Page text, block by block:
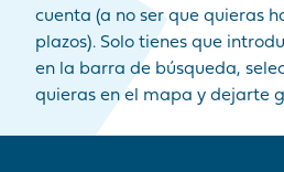
cuenta (a no ser que quieras
plazos). Solo tienes que
en la barra de búsqueda,
quieras en el mapa y dejarte